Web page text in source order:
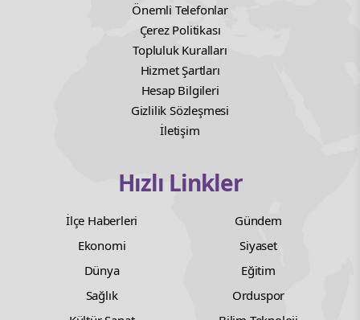
Önemli Telefonlar
Çerez Politikası
Topluluk Kuralları
Hizmet Şartları
Hesap Bilgileri
Gizlilik Sözleşmesi
İletişim
Hızlı Linkler
İlçe Haberleri
Gündem
Ekonomi
Siyaset
Dünya
Eğitim
Sağlık
Orduspor